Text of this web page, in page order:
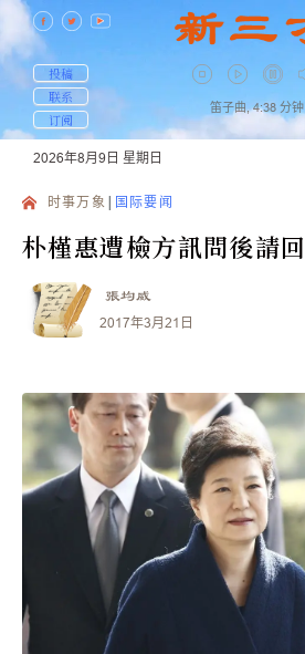
投稿
联系
订阅
笛子曲, 4:38 分钟
2026年8月9日 星期日
时事万象 国际要闻
朴槿惠遭檢方訊問後請回
張均威
2017年3月21日